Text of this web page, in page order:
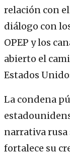
relación con
diálogo con
OPEP y los
abierto el
Estados
La condena
narrativa
fortalece su